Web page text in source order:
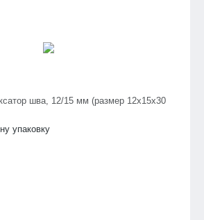
шва, 12/15 мм (размер 12х15х30
упаковку